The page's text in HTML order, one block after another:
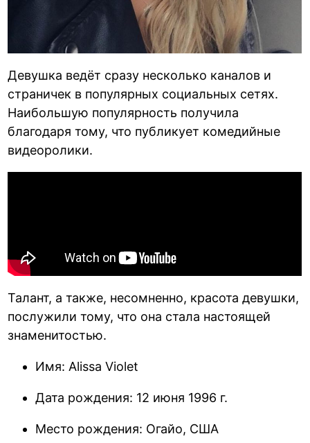
Девушка ведёт сразу несколько каналов и
страничек в популярных социальных сетях.
Наибольшую популярность получила
благодаря тому, что публикует комедийные
видеоролики.
Талант, а также, несомненно, красота девушки,
послужили тому, что она стала настоящей
знаменитостью.
Имя: Alissa Violet
Дата рождения: 12 июня 1996 г.
Место рождения: Огайо, США